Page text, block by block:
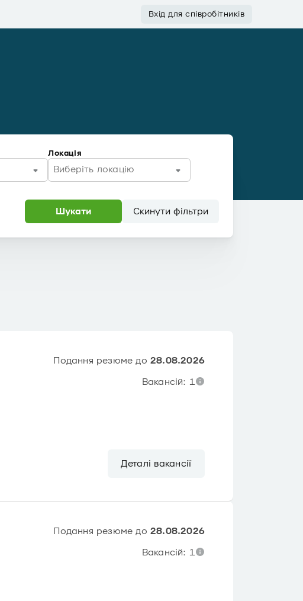
Вхід для співробітників
Локація
Виберіть локацію
Шукати Скинути фільтри
Подання резюме до 28.08.2026
Вакансій: 1
Деталі вакансії
Подання резюме до 28.08.2026
Вакансій: 1